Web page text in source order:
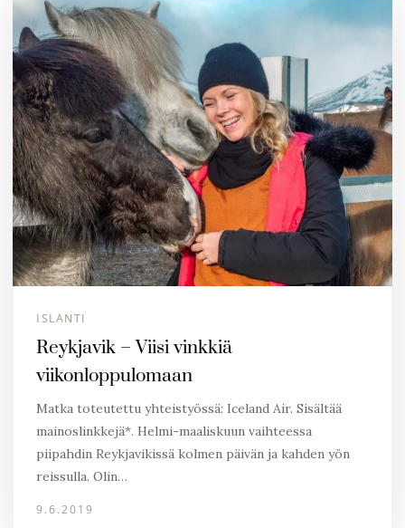
ISLANTI
Reykjavik – Viisi vinkkiä
viikonloppulomaan
Matka toteutettu yhteistyössä: Iceland Air. Sisältää
mainoslinkkejä*. Helmi-maaliskuun vaihteessa
piipahdin Reykjavikissä kolmen päivän ja kahden yön
reissulla. Olin…
9.6.2019